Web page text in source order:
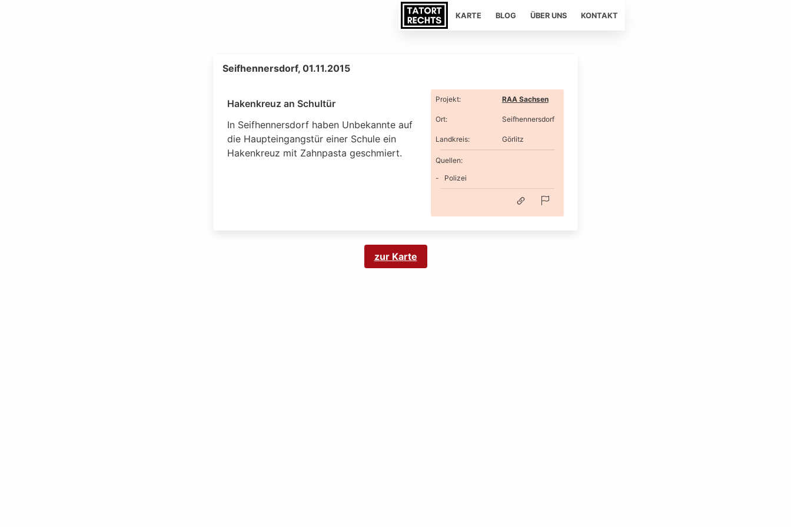
KARTE BLOG ÜBER UNS KONTAKT
Seifhennersdorf, 01.11.2015
Hakenkreuz an Schultür
In Seifhennersdorf haben Unbekannte auf
die Haupteingangstür einer Schule ein
Hakenkreuz mit Zahnpasta geschmiert.
Projekt: RAA Sachsen
Ort: Seifhennersdorf
Landkreis: Görlitz
Quellen:
Polizei
zur Karte